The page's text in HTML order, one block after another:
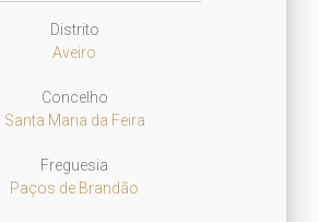
Distrito
Aveiro
Concelho
Santa Maria da Feira
Freguesia
Paços de Brandão